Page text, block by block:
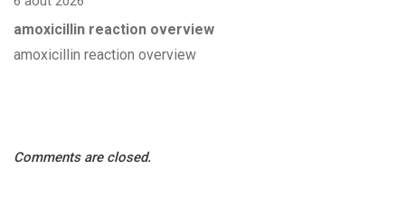
amoxicillin reaction overview
amoxicillin reaction overview
Comments are closed.